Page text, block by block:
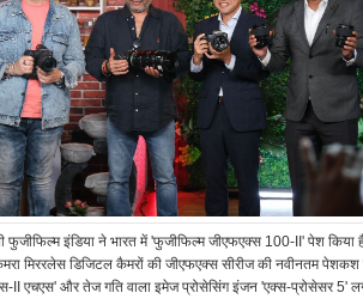
फुजीफिल्म इंडिया ने भारत में 'फुजीफिल्म जीएफएक्स 100-II' पेश
मिररलेस डिजिटल कैमरों की जीएफएक्स सीरीज की नवीनतम
II एचएस' और तेज गति वाला इमेज प्रोसेसिंग इंजन 'एक्स-प्रोसेसर 5'